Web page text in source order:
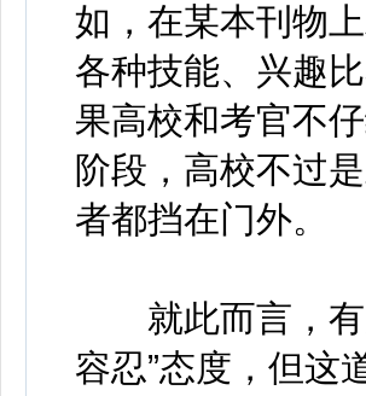
如，在某本刊物
各种技能、兴趣
果高校和考官不
阶段，高校不过
者都挡在门外。
就此而言，有
容忍”态度，但这